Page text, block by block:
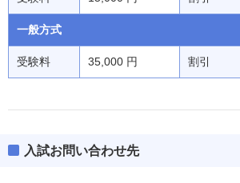
一般方式
受験料 35,000 円 割引
入試お問い合わせ先